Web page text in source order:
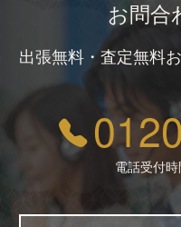
お問合
出張無料・査定無料
電話受付